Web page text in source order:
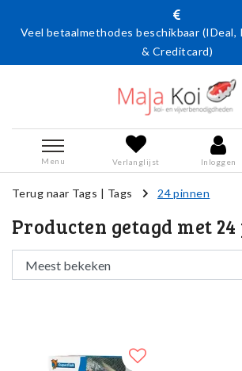
Veel betaalmethodes beschikbaar (IDeal,
& Creditcard)
Menu Verlanglijst Inloggen
Terug naar Tags | Tags 24 pinnen
Producten getagd met